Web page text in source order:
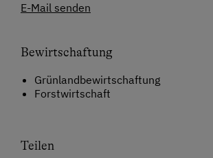
E-Mail senden
Bewirtschaftung
Grünlandbewirtschaftung
Forstwirtschaft
Teilen